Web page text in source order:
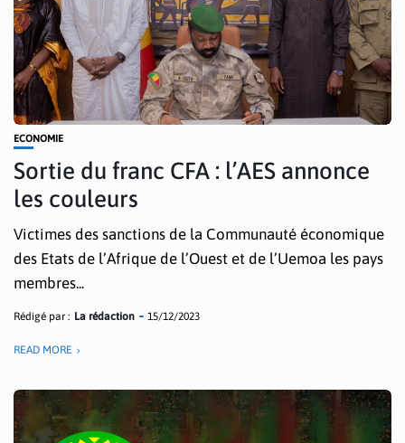
ECONOMIE
Sortie du franc CFA : l’AES annonce
les couleurs
Victimes des sanctions de la Communauté économique
des Etats de l’Afrique de l’Ouest et de l’Uemoa les pays
membres...
Rédigé par : La rédaction 15/12/2023
READ MORE